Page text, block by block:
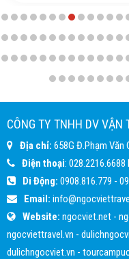
CÔNG TY TNHH DV VẬN
Địa chỉ: 658G Đ.Phạm Văn
Điện thoại: 028.2216.6688
Di Động: 0908.816.779 -
Email:
Website: ngocviet.net -
ngocviettravel.vn -
dulichngocviet.vn -